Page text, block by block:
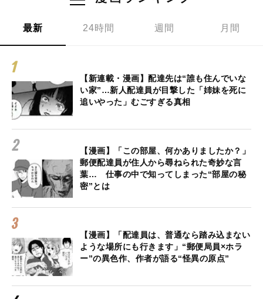
最新 24時間 週間 月間
【新連載・漫画】配達先は“誰も住んでいな
い家”…新人配達員が目撃した「姉妹を死に
追いやった」むごすぎる真相
【漫画】「この部屋、何かありましたか？」
郵便配達員が住人から尋ねられた奇妙な言
葉… 仕事の中で知ってしまった“部屋の秘
密”とは
【漫画】「配達員は、普通なら踏み込まない
ような場所にも行きます」“郵便局員×ホラ
ー”の異色作、作者が語る“怪異の原点”